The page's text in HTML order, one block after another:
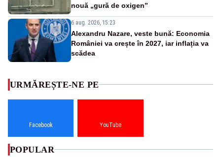
nouă „gură de oxigen”
6 aug. 2026, 15:23
Alexandru Nazare, veste bună: Economia
României va crește în 2027, iar inflația va
scădea
URMĂREȘTE-NE PE
Facebook YouTube
POPULAR